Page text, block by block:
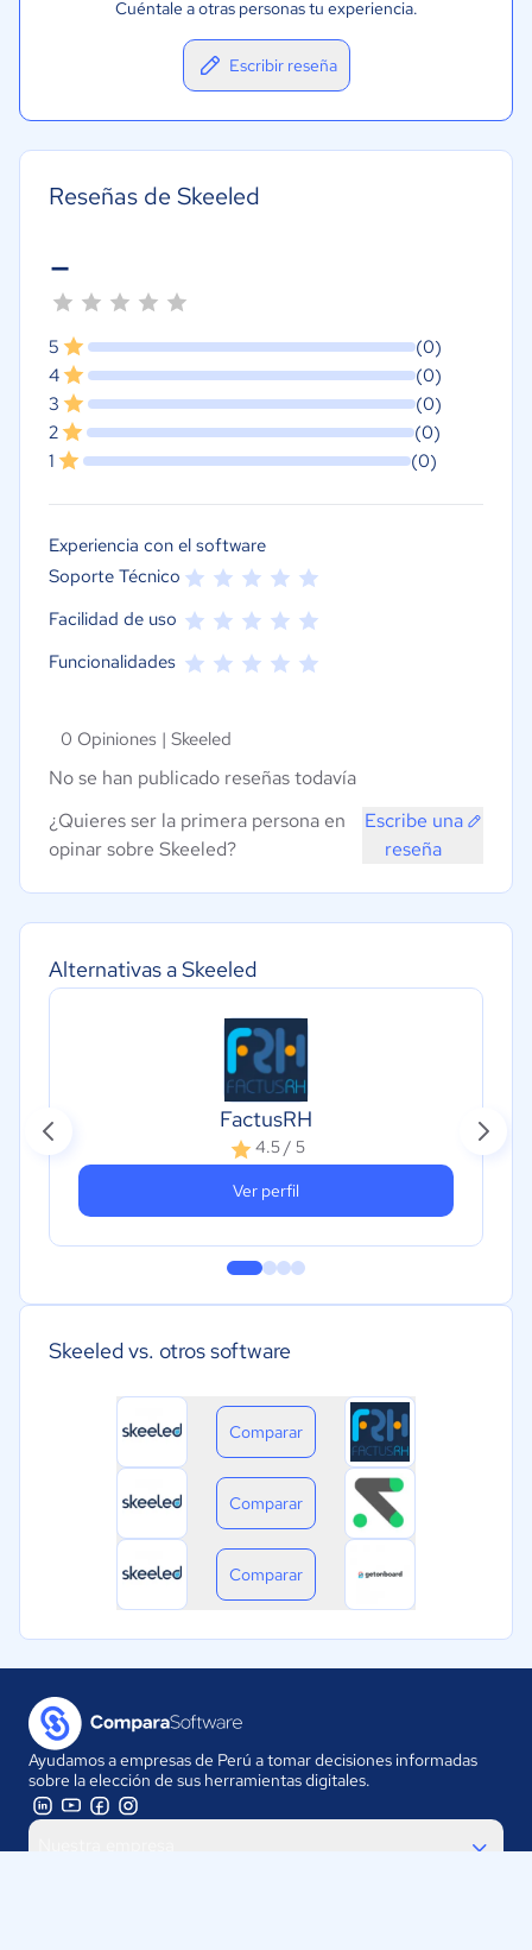
Alternativas a Skeeled
FactusRH
4.5 / 5
Ver perfil
Skeeled vs. otros software
Comparar
Comparar
Comparar
Cuéntale a otras personas tu experiencia.
Escribir reseña
Reseñas de Skeeled
-
5
(0)
4
(0)
3
(0)
2
(0)
1
(0)
Experiencia con el software
Soporte Técnico
Facilidad de uso
Funcionalidades
0 Opiniones | Skeeled
No se han publicado reseñas todavía
¿Quieres ser la primera persona en
opinar sobre Skeeled?
Escribe una
reseña
Ayudamos a empresas de Perú a tomar decisiones informadas
sobre la elección de sus herramientas digitales.